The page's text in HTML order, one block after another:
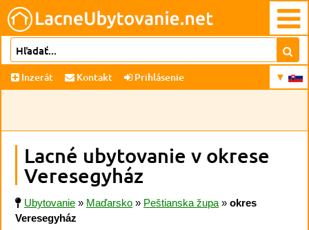
Inzerát Kontakt Prihlásenie
Lacné ubytovanie v okrese
Veresegyház
Ubytovanie » Maďarsko » Peštianska župa » okres
Veresegyház